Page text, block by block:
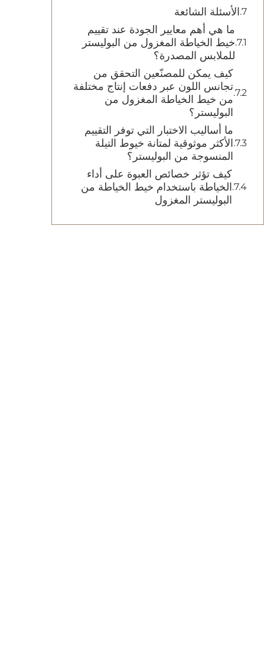
الأسئلة الشائعة
ما هي أهم معايير الجودة عند تقييم
خيط الخياطة المغزول من البوليستر
للملابس المصدرة؟
كيف يمكن للمصنّعين التحقق من
تجانس اللون عبر دفعات إنتاج مختلفة
من خيط الخياطة المغزول من
البوليستر؟
ما أساليب الاختبار التي توفر التقييم
الأكثر موثوقية لمتانة خيوط التيلة
المنسوجة من البوليستر؟
كيف تؤثر خصائص العبوة على أداء
الخياطة باستخدام خيط الخياطة من
البوليستر المغزول